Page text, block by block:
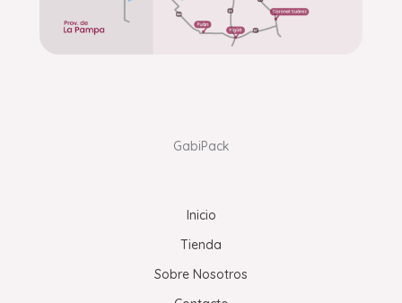
GabiPack
Inicio
Tienda
Sobre Nosotros